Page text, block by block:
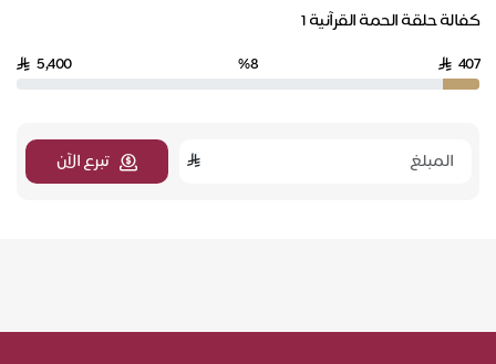
كفالة حلقة الحمة القرآنية 1
407
%8
5,400
تبرع الآن